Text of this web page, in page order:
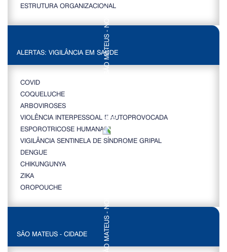
ESTRUTURA ORGANIZACIONAL
ALERTAS: VIGILÂNCIA EM SAÚDE
COVID
COQUELUCHE
ARBOVIROSES
VIOLÊNCIA INTERPESSOAL E AUTOPROVOCADA
ESPOROTRICOSE HUMANA
VIGILÂNCIA SENTINELA DE SÍNDROME GRIPAL
DENGUE
CHIKUNGUNYA
ZIKA
OROPOUCHE
SÃO MATEUS - CIDADE